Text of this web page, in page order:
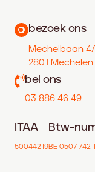
bezoek ons
Mechelbaan
2801 Mechelen
bel ons
03 886 46 49
ITAA
50044219
Btw-
BE 0507 742